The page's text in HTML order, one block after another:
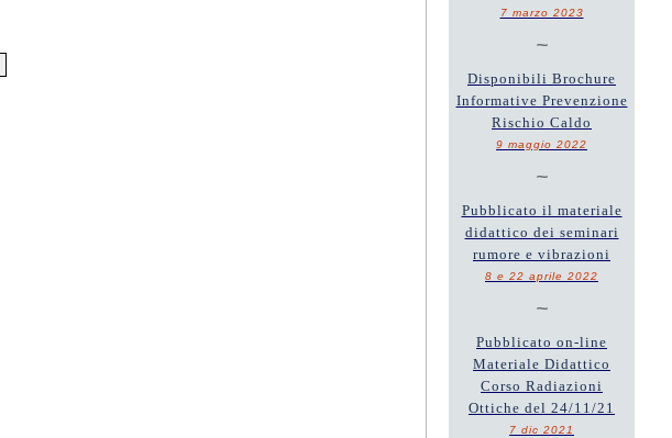
7 marzo 2023
~
Disponibili Brochure
Informative Prevenzione
Rischio Caldo
9 maggio 2022
~
Pubblicato il materiale
didattico dei seminari
rumore e vibrazioni
8 e 22 aprile 2022
~
Pubblicato on-line
Materiale Didattico
Corso Radiazioni
Ottiche del 24/11/21
7 dic 2021